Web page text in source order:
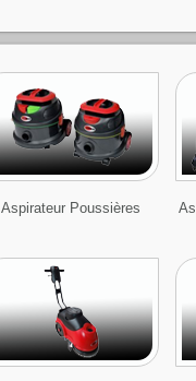
Aspirateur Poussières